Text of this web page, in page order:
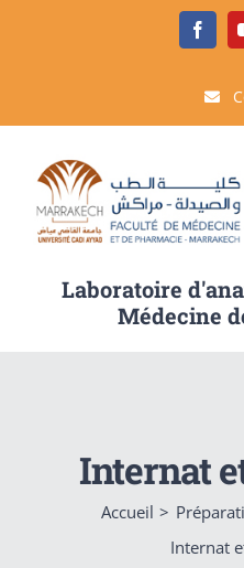
Laboratoire
Médecine
Internat
Accueil
Internat